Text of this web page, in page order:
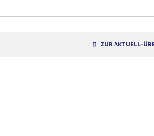
ZUR AKTUELL-